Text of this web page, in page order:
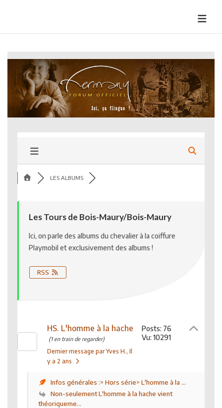
LES ALBUMS
Les Tours de Bois-Maury/Bois-Maury
Ici, on parle des albums du chevalier à la coiffure
Playmobil et exclusivement des albums !
RSS
HS. L'homme à la hache
(1 en train de regarder)
Dernier message par Yves H., Il
y a 2 ans
Posts: 76
Vu: 10291
Infos générales :> Hors série> L'homme à la ...
Non-seulement L'homme à la hache vient
théoriqueme...